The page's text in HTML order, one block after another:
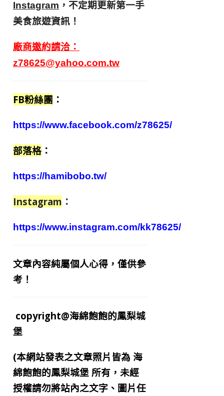
Instagram ，不定期更新第一手
美食旅遊資訊！
廠商邀約請洽：
z78625@yahoo.com.tw
FB粉絲團 ：
https://www.facebook.com/z78625/
部落格 ：
https://hamibobo.tw/
Instagram ：
https://www.instagram.com/kk78625/
文章內容純屬個人心得，僅供參
考！
copyright@海綿飽飽的鳳梨城
堡
(本網站發表之文章照片皆為 海
綿飽飽的鳳梨城堡 所有，未經
授權請勿將站內之文字、圖片任